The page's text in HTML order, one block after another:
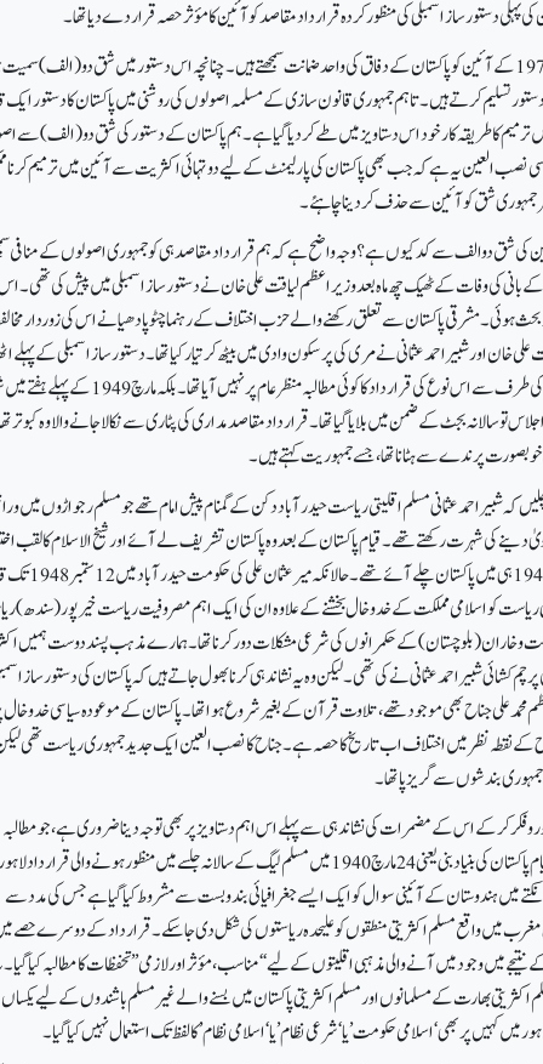
تو صاحب بات یہ ہے کہ ہم 1973کے آئین کو پاکستان کے دفاق کی واحد ضمانت سمجھتے ہیں۔ چنانچہ اس دستور میں شق دو (الف)
تسلیم کرتے ہیں ۔ تاہم جمہوری قانون سازی کے مسلمہ اصولوں کی روشنی میں پاکستان کا دستور
ترمیم کا طریقہ کار خود اس دستاویز میں طے کردیا گیا ہے۔ ہم پاکستان کے دستور کی شق دو (الف) سے
نصب العین یہ ہے کہ جب بھی پاکستان کی پارلیمنٹ کے لیے دوتہائی اکثریت سے آئین میں ترمیم کرنا
جمہوری شق کو آئین سے حذف کردینا چاہئے ۔
کی شق دوالف سےکدکیوں ہے؟ وجہ واضح ہے کہ ہم قرار داد مقاصد ہی کو جمہوری اصولوں کے منافی
بانی کی وفات کے ٹھیک چھ ماہ بعد وزیر اعظم لیاقت علی خان نے دستور ساز اسمبلی میں پیش کی تھی۔ ا
بحث ہوئی۔ مشرقی پاکستان سے تعلق رکھنے والے حزب اختلاف کےرہنما چٹو پادھیانے اس کی زوردار
خان اور شبیر احمد عثمانی نے مری کی پرسکون وادی میں بیٹھ کر تیار کیا تھا۔ دستور ساز اسمبلی کے پہلے
مہینے میں مقنّنہ یا عوامی حلقوں کی طرف سے اس نوع کی قرار داد کا کوئی مطالبہ منظر عام پر نہیں
تو سالانہ بجٹ کے ضمن میں بلایا گیا تھا ۔ قرار دادمقاصد مداری کی پٹاری سے نکالا جانے والا وہ کبوتر
خوبصورت پرندے سے ہٹانا تھا، جسے جمہوریت کہتے ہیں۔
کہ شبیر احمد عثمانی مسلم اقلیتی ریاست حیدر آباد دکن کے گمنام پیش امام تھے جو مسلم رجواڑوں میں
کی شہرت رکھتے تھے ۔ قیام پاکستان کے بعد وہ پاکستان تشریف لے آئے اور شیخ الاسلام کا لقب
کرلیا۔شبیر احمد عثمانی اگست 1947ہی میں پاکستان چلے آئے تھے۔
ریاست کواسلامی مملکت کے خدوخال بخشنے کے علاوہ ان کی ایک اہم مصروفیت ریاست خیر پور (سندھ)
وخاران (بلوچستان) کے حکمرانوں کی شرعی مشکلات دور کرنا تھا ۔ ہمارے مذہب پسند دوست ہمیں
کشائی شبیر احمد عثمانی نے کی تھی۔ لیکن وہ یہ نشاندہی کرنا بھول جاتے ہیں کہ پاکستان کی دستور ساز
محمد علی جناح بھی موجود تھے، تلاوت قرآن کے بغیر شروع ہوا تھا۔ پاکستان کے موعودہ سیاسی خدوخال
کے نقطہ نظر میں اختلاف اب تاریخ کا حصہ ہے ۔ جناح کا نصب العین ایک جدید جمہوری ریاست تھی
بندشوں سے گریز پا تھا۔
کر کے اس کے مضمرات کی نشاندہی سے پہلے اس اہم دستاویز پر بھی توجہ دینا ضروریہے ، جو مطالبہ
پاکستان ،تحریک پاکستان اور قیام پاکستان کی بنیاد بنی یعنی 24مارچ 1940میں مسلم لیگ کے سالانہ جلسے میں منظور ہونے والی
میں ہندوستان کے آئینی سوال کو ایک ایسے جغرافیائی بندوبست سے مشروط کیا گیا ہے جس کی مدد سے
میں واقع مسلم اکثر یتی منطقوں کو علیحدہ ریاستوں کی شکل دی جاسکے۔ قرار داد کے دوسرے حصے
میں وجود میں آنے والی مذہبی اقلیتوں کے لیے ‘‘مناسب ، مؤثر اور لازمی ’’ تحفظات کا مطالبہ کیا گیا ۔
اکثر یتی بھارت کے مسلمانوں اور مسلم اکثر یتی پاکستان میں بسنے والے غیر مسلم باشندوں کے لیے
میں کہیں پر بھی ‘اسلامی حکومت ’ یا ‘شرعی نظام’ یا ‘اسلامی نظام’ کالفظ تک استعمال نہیں کیا گیا۔